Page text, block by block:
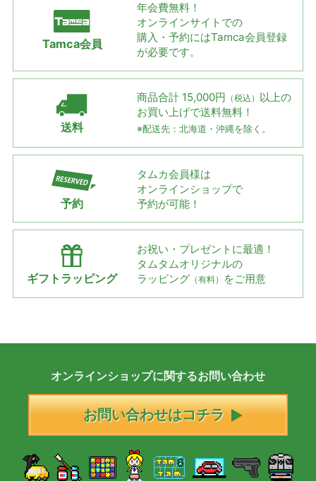
Tamca会員
年会費無料！
オンラインサイトでの
購入・予約にはTamca会員登録
が必要です。
送料
商品合計 15,000円 （税込） 以上の
お買い上げで送料無料！
※配送先：北海道・沖縄を除く。
予約
タムカ会員様は
オンラインショップで
予約が可能！
ギフトラッピング
お祝い・プレゼントに最適！
タムタムオリジナルの
ラッピング （有料） をご用意
オンラインショップに関するお問い合わせ
お問い合わせはコチラ